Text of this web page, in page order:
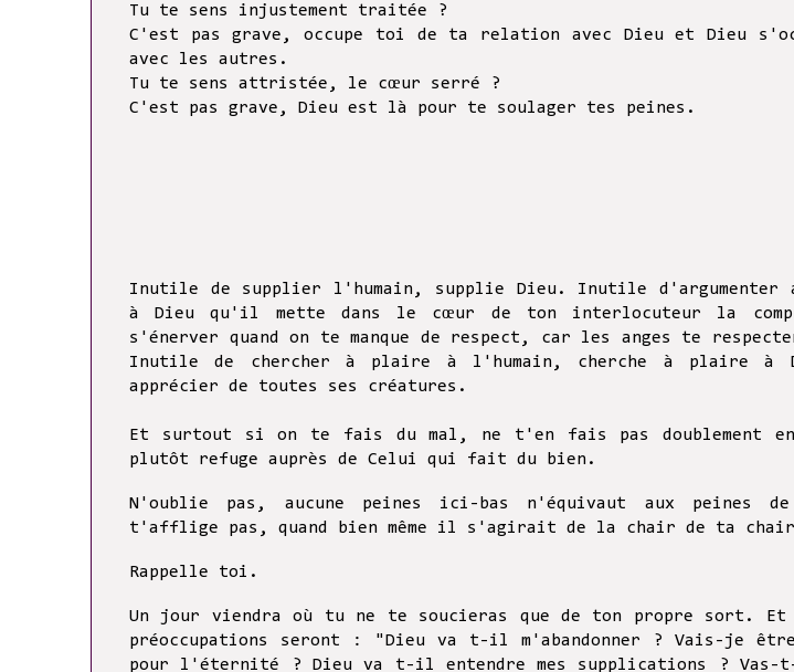
Tu te sens injustement traitée ?
C'est pas grave, occupe toi de ta relation avec Dieu et Dieu
avec les autres.
Tu te sens attristée, le cœur serré ?
C'est pas grave, Dieu est là pour te soulager tes peines.
Inutile de supplier l'humain, supplie Dieu. Inutile d'argumenter
à Dieu qu'il mette dans le cœur de ton interlocuteur la
s'énerver quand on te manque de respect, car les anges te
Inutile de chercher à plaire à l'humain, cherche à plaire à
apprécier de toutes ses créatures.
Et surtout si on te fais du mal, ne t'en fais pas doublement en
plutôt refuge auprès de Celui qui fait du bien.
N'oublie pas, aucune peines ici-bas n'équivaut aux peines
t'afflige pas, quand bien même il s'agirait de la chair de ta
Rappelle toi.
Un jour viendra où tu ne te soucieras que de ton propre sort.
préoccupations seront : "Dieu va t-il m'abandonner ? Vais-je
pour l'éternité ? Dieu va t-il entendre mes supplications ? Vas-